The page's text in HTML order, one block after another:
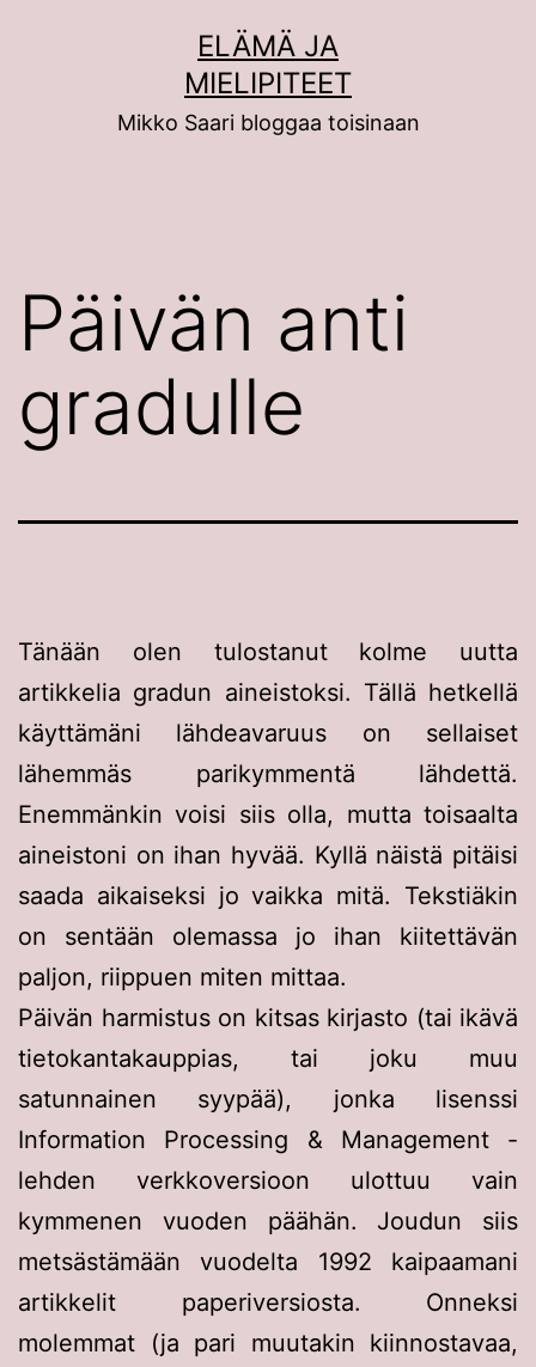
ELÄMÄ JA
MIELIPITEET
Mikko Saari bloggaa toisinaan
Päivän anti
gradulle
Tänään olen tulostanut kolme uutta
artikkelia gradun aineistoksi. Tällä hetkellä
käyttämäni lähdeavaruus on sellaiset
lähemmäs parikymmentä lähdettä.
Enemmänkin voisi siis olla, mutta toisaalta
aineistoni on ihan hyvää. Kyllä näistä pitäisi
saada aikaiseksi jo vaikka mitä. Tekstiäkin
on sentään olemassa jo ihan kiitettävän
paljon, riippuen miten mittaa.
Päivän harmistus on kitsas kirjasto (tai ikävä
tietokantakauppias, tai joku muu
satunnainen syypää), jonka lisenssi
Information Processing & Management -
lehden verkkoversioon ulottuu vain
kymmenen vuoden päähän. Joudun siis
metsästämään vuodelta 1992 kaipaamani
artikkelit paperiversiosta. Onneksi
molemmat (ja pari muutakin kiinnostavaa,